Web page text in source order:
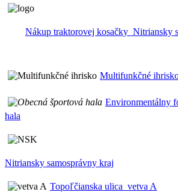
Nákup traktorovej kosačky_Nitriansky
Multifunkčné
Environmentálny
hala
Nitriansky samosprávny kraj
Topoľčianska ulica_vetva A